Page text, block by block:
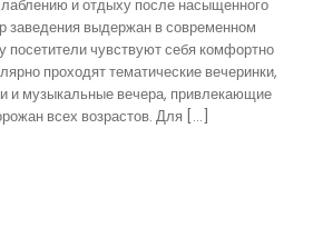
и отдыху после насыщенного
заведения выдержан в современном
посетители чувствуют себя комфортно
проходят тематические вечеринки,
и музыкальные вечера, привлекающие
всех возрастов. Для […]